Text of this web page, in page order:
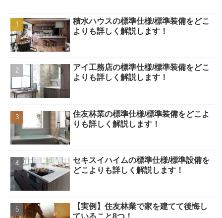
積水ハウスの標準仕様/標準装備をどこ
よりも詳しく解説します！
アイ工務店の標準仕様/標準装備をどこ
よりも詳しく解説します！
住友林業の標準仕様/標準装備をどこよ
りも詳しく解説します！
セキスイハイムの標準仕様/標準設備を
どこよりも詳しく解説します！
【実例】住友林業で家を建てて後悔し